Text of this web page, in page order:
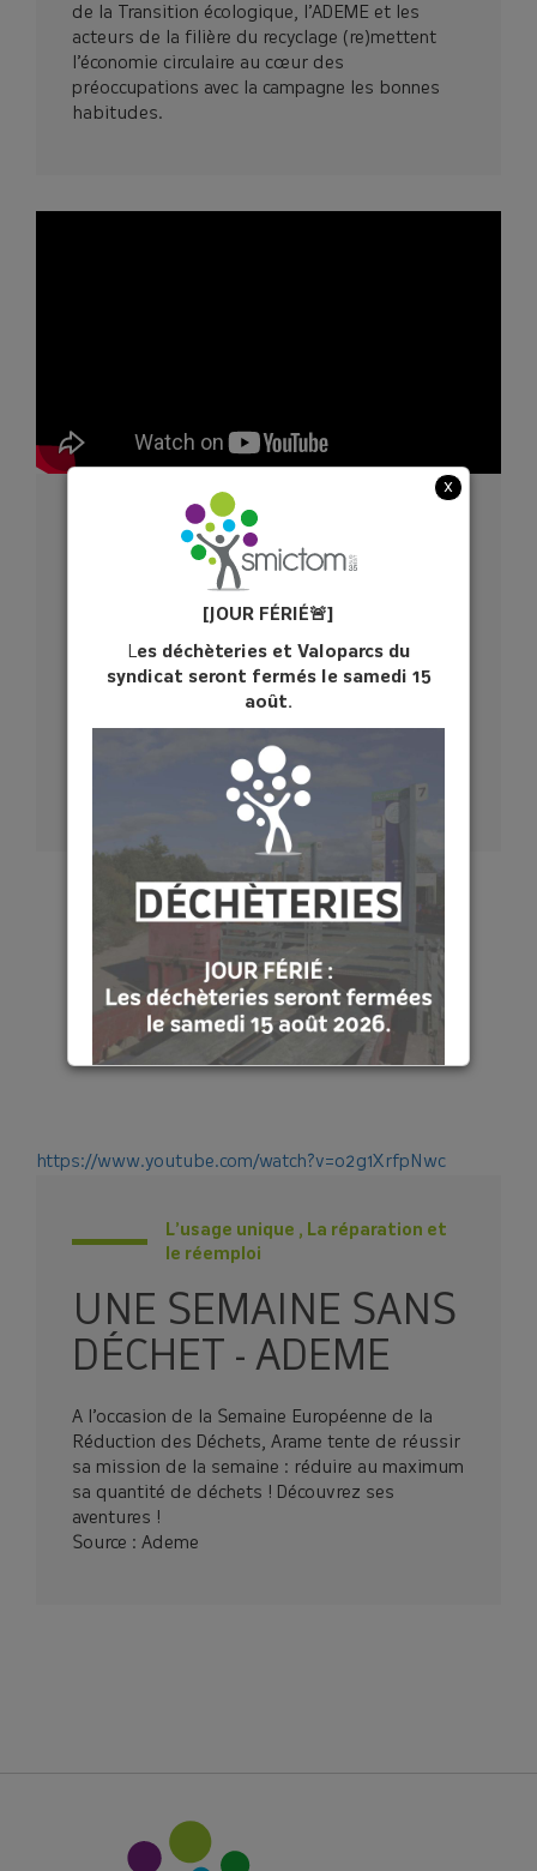
x
[JOUR FÉRIÉ🚨]
Les déchèteries et Valoparcs du
syndicat seront fermés le samedi 15
août.
de plus simple avec le compostage ! 💡
leur solution de tri des déchets
alimentaires, et propose des
distributions.
Voici les dates à venir :
👉Samedi 12 septembre à Vitré
📣+ Une nouvelle date : Samedi 14
novembre à Châteaubourg
Réservez votre composteur en cliquant
de la Transition écologique, l’ADEME et les
acteurs de la filière du recyclage (re)mettent
l’économie circulaire au cœur des
préoccupations avec la campagne les bonnes
habitudes​.
L’usage unique , Les consignes
de tri
OÙ SONT LES PILES
petites batteries un peu partout. Ne les jetez
surtout pas dans les ordures ménagères.
https://www.youtube.com/watch?v=o2g1XrfpNwc
L’usage unique , La réparation et
le réemploi
UNE SEMAINE SANS
DÉCHET - ADEME
A l’occasion de la Semaine Européenne de la
Réduction des Déchets, Arame tente de réussir
sa mission de la semaine : réduire au maximum
sa quantité de déchets ! Découvrez ses
aventures !
Source : Ademe